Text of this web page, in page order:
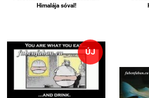
Himalája sóval!
ÚJ